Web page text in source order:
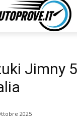
Jimny
2025